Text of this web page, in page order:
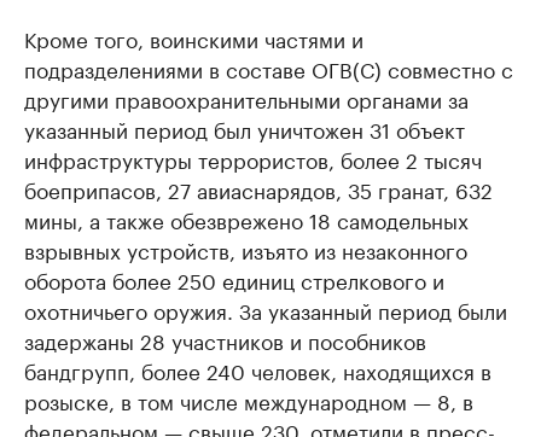
Кроме того, воинскими частями и
подразделениями в составе ОГВ(С) совместно с
другими правоохранительными органами за
указанный период был уничтожен 31 объект
инфраструктуры террористов, более 2 тысяч
боеприпасов, 27 авиаснарядов, 35 гранат, 632
мины, а также обезврежено 18 самодельных
взрывных устройств, изъято из незаконного
оборота более 250 единиц стрелкового и
охотничьего оружия. За указанный период были
задержаны 28 участников и пособников
бандгрупп, более 240 человек, находящихся в
розыске, в том числе международном — 8, в
федеральном — свыше 230, отметили в пресс-